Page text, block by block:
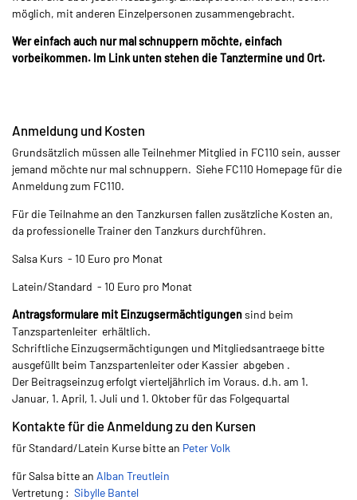
möglich, mit anderen Einzelpersonen zusammengebracht.
Wer einfach auch nur mal schnuppern möchte, einfach
vorbeikommen. Im Link unten stehen die Tanztermine und Ort.
Anmeldung und Kosten
Grundsätzlich müssen alle Teilnehmer Mitglied in FC110 sein, ausser
jemand möchte nur mal schnuppern. Siehe FC110 Homepage für die
Anmeldung zum FC110.
Für die Teilnahme an den Tanzkursen fallen zusätzliche Kosten an,
da professionelle Trainer den Tanzkurs durchführen.
Salsa Kurs - 10 Euro pro Monat
Latein/Standard - 10 Euro pro Monat
Antragsformulare mit Einzugsermächtigungensind beim
Tanzspartenleiter erhältlich.
Schriftliche Einzugsermächtigungen und Mitgliedsantraege bitte
ausgefüllt beim Tanzspartenleiter oder Kassier abgeben .
Der Beitragseinzug erfolgt vierteljährlich im Voraus. d.h. am 1.
Januar, 1. April, 1. Juli und 1. Oktober für das Folgequartal
Kontakte für die Anmeldung zu den Kursen
für Standard/Latein Kurse bitte an Peter Volk
für Salsa bitte an Alban Treutlein
Vertretung : Sibylle Bantel